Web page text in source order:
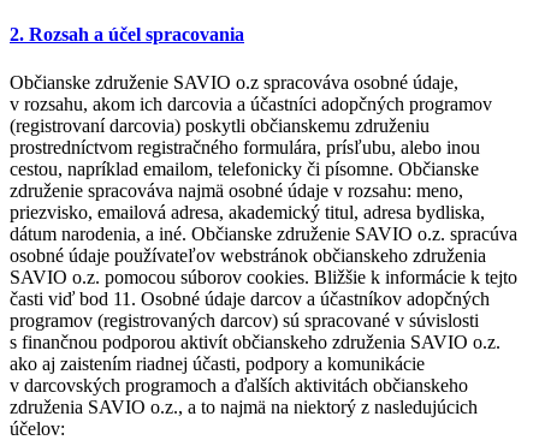
2. Rozsah a účel spracovania
Občianske združenie SAVIO o.z spracováva osobné údaje,
v rozsahu, akom ich darcovia a účastníci adopčných programov
(registrovaní darcovia) poskytli občianskemu združeniu
prostredníctvom registračného formulára, prísľubu, alebo inou
cestou, napríklad emailom, telefonicky či písomne. Občianske
združenie spracováva najmä osobné údaje v rozsahu: meno,
priezvisko, emailová adresa, akademický titul, adresa bydliska,
dátum narodenia, a iné. Občianske združenie SAVIO o.z. spracúva
osobné údaje používateľov webstránok občianskeho združenia
SAVIO o.z. pomocou súborov cookies. Bližšie k informácie k tejto
časti viď bod 11. Osobné údaje darcov a účastníkov adopčných
programov (registrovaných darcov) sú spracované v súvislosti
s finančnou podporou aktivít občianskeho združenia SAVIO o.z.
ako aj zaistením riadnej účasti, podpory a komunikácie
v darcovských programoch a ďalších aktivitách občianskeho
združenia SAVIO o.z., a to najmä na niektorý z nasledujúcich
účelov: